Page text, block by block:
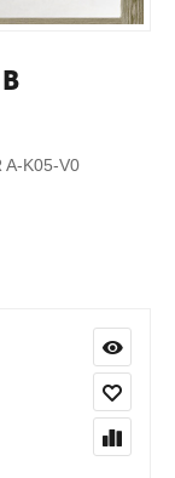
A-K05-V0